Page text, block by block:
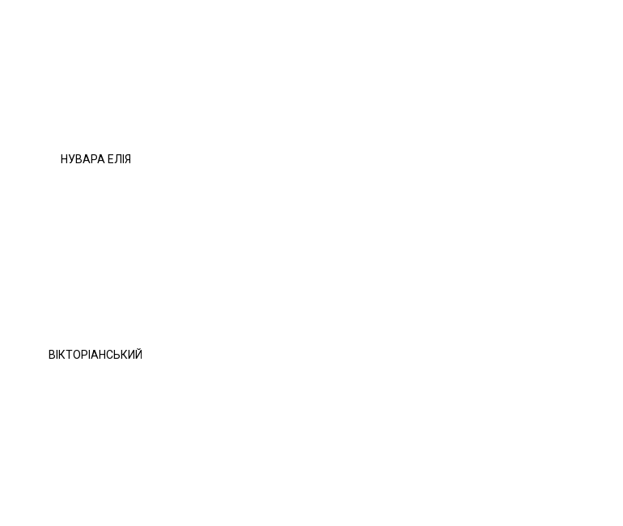
НУВАРА ЕЛІЯ
ВІКТОРІАНСЬКИЙ